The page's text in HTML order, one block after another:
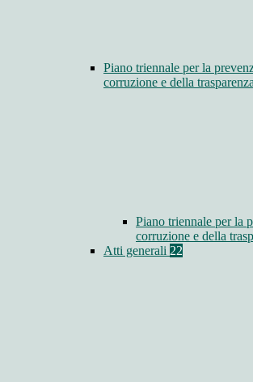
Piano triennale per la
corruzione e della trasparenza
Piano triennale per la
corruzione e della
Atti generali 22